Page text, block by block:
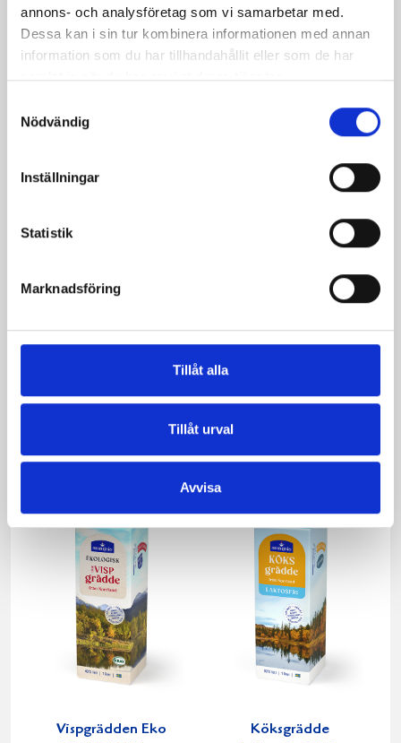
annons- och analysföretag som vi samarbetar med.
Dessa kan i sin tur kombinera informationen med annan
information som du har tillhandahållit eller som de har
samlat in när du har använt deras tjänster.
Nödvändig
Inställningar
Statistik
Marknadsföring
Tillåt alla
Tillåt urval
Avvisa
Mellanmjölk
1,5% laktosfri 3dl
Jordgubbsfil 2,7%
1000g
Päronfil 2,7%
Skogsbärsfil 2,7%
Vispgrädden Eko
Köksgrädde